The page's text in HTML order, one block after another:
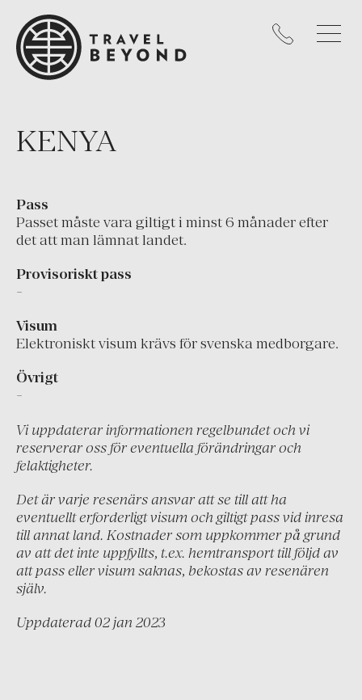
Kanada
Mexiko
Nicaragua
Uruguay
KARIBIEN
Västindien
EUROPA
England
Grekland
Island
Italien
Montenegro
Nederländerna
Portugal
Schweiz
Spanien
KENYA
Pass
Passet måste vara giltigt i minst 6 månader efter
det att man lämnat landet.
Provisoriskt pass
-
Visum
Elektroniskt visum krävs för svenska medborgare.
Övrigt
-
Vi uppdaterar informationen regelbundet och vi
reserverar oss för eventuella förändringar och
felaktigheter.
Det är varje resenärs ansvar att se till att ha
eventuellt erforderligt visum och giltigt pass vid inresa
till annat land. Kostnader som uppkommer på grund
av att det inte uppfyllts, t.ex. hemtransport till följd av
att pass eller visum saknas, bekostas av resenären
själv.
Uppdaterad 02 jan 2023